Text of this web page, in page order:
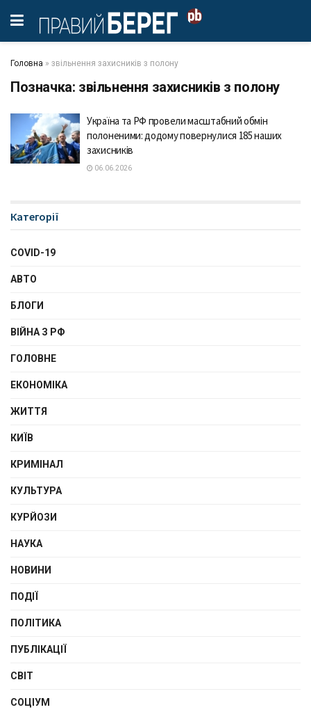
Головна » звільнення захисників з полону
Позначка: звільнення захисників з полону
Україна та РФ провели масштабний обмін
полоненими: додому повернулися 185 наших
захисників
06.06.2026
Категорії
COVID-19
АВТО
БЛОГИ
ВІЙНА З РФ
ГОЛОВНЕ
ЕКОНОМІКА
ЖИТТЯ
КИЇВ
КРИМІНАЛ
КУЛЬТУРА
КУРЙОЗИ
НАУКА
НОВИНИ
ПОДІЇ
ПОЛІТИКА
ПУБЛІКАЦІЇ
СВІТ
СОЦІУМ